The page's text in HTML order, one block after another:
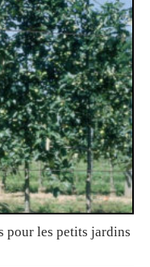
pour les petits jardins